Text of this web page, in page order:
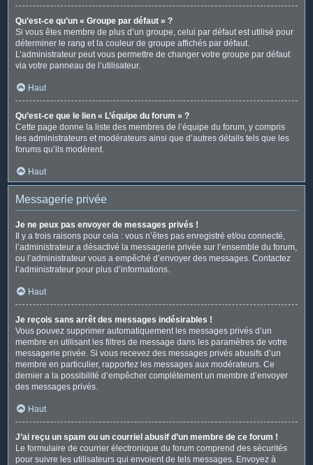
Qu’est-ce qu’un « Groupe par défaut » ?
Si vous êtes membre de plus d’un groupe, celui par défaut est utilisé pour
déterminer le rang et la couleur de groupe affichés par défaut.
L’administrateur peut vous permettre de changer votre groupe par défaut
via votre panneau de l’utilisateur.
Haut
Qu’est-ce que le lien « L’équipe du forum » ?
Cette page donne la liste des membres de l’équipe du forum, y compris
les administrateurs et modérateurs ainsi que d’autres détails tels que les
forums qu’ils modèrent.
Haut
Messagerie privée
Je ne peux pas envoyer de messages privés !
Il y a trois raisons pour cela : vous n’êtes pas enregistré et/ou connecté,
l’administrateur a désactivé la messagerie privée sur l’ensemble du forum,
ou l’administrateur vous a empêché d’envoyer des messages. Contactez
l’administrateur pour plus d’informations.
Haut
Je reçois sans arrêt des messages indésirables !
Vous pouvez supprimer automatiquement les messages privés d’un
membre en utilisant les filtres de message dans les paramètres de votre
messagerie privée. Si vous recevez des messages privés abusifs d’un
membre en particulier, rapportez les messages aux modérateurs. Ce
dernier a la possibilité d’empêcher complètement un membre d’envoyer
des messages privés.
Haut
J’ai reçu un spam ou un courriel abusif d’un membre de ce forum !
Le formulaire de courrier électronique du forum comprend des sécurités
pour suivre les utilisateurs qui envoient de tels messages. Envoyez à